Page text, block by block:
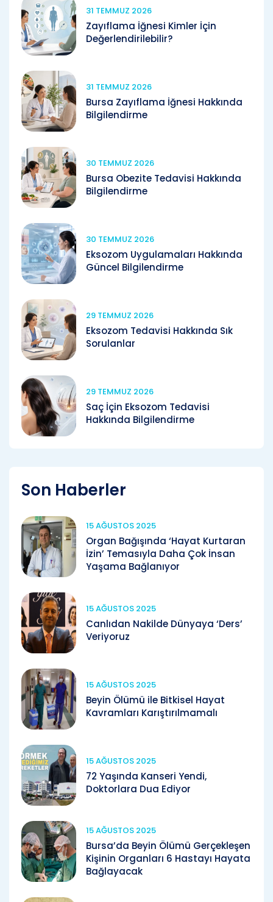
31 TEMMUZ 2026
Zayıflama İğnesi Kimler İçin
Değerlendirilebilir?
31 TEMMUZ 2026
Bursa Zayıflama İğnesi Hakkında
Bilgilendirme
30 TEMMUZ 2026
Bursa Obezite Tedavisi Hakkında
Bilgilendirme
30 TEMMUZ 2026
Eksozom Uygulamaları Hakkında
Güncel Bilgilendirme
29 TEMMUZ 2026
Eksozom Tedavisi Hakkında Sık
Sorulanlar
29 TEMMUZ 2026
Saç İçin Eksozom Tedavisi
Hakkında Bilgilendirme
Son Haberler
15 AĞUSTOS 2025
Organ Bağışında ‘Hayat Kurtaran
İzin’ Temasıyla Daha Çok İnsan
Yaşama Bağlanıyor
15 AĞUSTOS 2025
Canlıdan Nakilde Dünyaya ‘Ders’
Veriyoruz
15 AĞUSTOS 2025
Beyin Ölümü ile Bitkisel Hayat
Kavramları Karıştırılmamalı
15 AĞUSTOS 2025
72 Yaşında Kanseri Yendi,
Doktorlara Dua Ediyor
15 AĞUSTOS 2025
Bursa’da Beyin Ölümü Gerçekleşen
Kişinin Organları 6 Hastayı Hayata
Bağlayacak